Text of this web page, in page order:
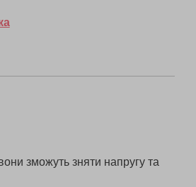
зможуть зняти напругу та